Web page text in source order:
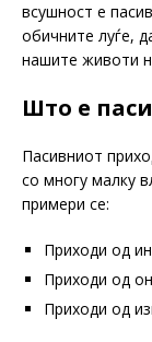
всушност е
обичните луѓе,
нашите животи
Што е
Пасивниот
со многу малку
примери се:
Приходи од
Приходи од
Приходи од